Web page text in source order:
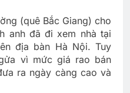
(quê Bắc Giang) cho
anh đã đi xem nhà tại
địa bàn Hà Nội. Tuy
vì mức giá rao bán
ra ngày càng cao và